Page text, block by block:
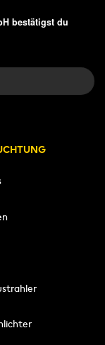
bestätigst du